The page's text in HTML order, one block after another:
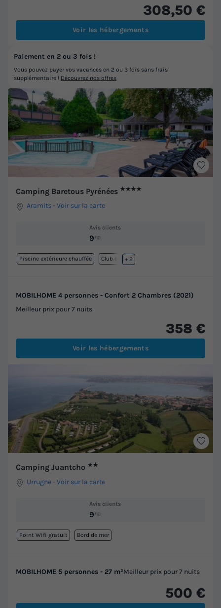
308,50 €
Voir les hébergements
Camping Baretous Pyrénées ★★★★
Aramits -Voir sur la carte
Avis clients
9/10
Piscine extérieure chauffée Club enfant
+ 2
MOBILHOME 4 personnes - Confort 2 Chambres (2021)
Meilleur prix pour 7 nuits
358 €
Voir les hébergements
Camping Juantcho ★★
Urrugne -Voir sur la carte
Avis clients
9/10
Point Wifi gratuit Bord de mer
MOBILHOME 5 personnes - 27 m²Meilleur prix pour 7 nuits
500 €
Paiement en 2 ou 3 fois !
Vous pouvez payer vos vacances en 2 ou 3 fois sans frais
supplémentaire ! Découvrez nos offres